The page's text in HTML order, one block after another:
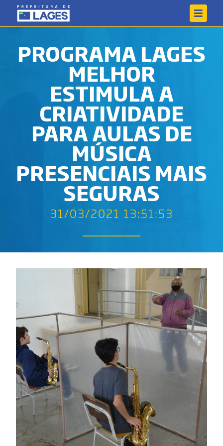
PROGRAMA LAGES
MELHOR
ESTIMULA A
CRIATIVIDADE
PARA AULAS DE
MÚSICA
PRESENCIAIS MAIS
SEGURAS
31/03/2021 13:51:53